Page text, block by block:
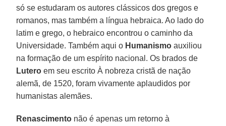
só se estudaram os autores clássicos dos gregos e
romanos, mas também a língua hebraica. Ao lado do
latim e grego, o hebraico encontrou o caminho da
Universidade. Também aqui o Humanismo auxiliou
na formação de um espírito nacional. Os brados de
Lutero em seu escrito À nobreza cristã de nação
alemã, de 1520, foram vivamente aplaudidos por
humanistas alemães.
Renascimento não é apenas um retorno à